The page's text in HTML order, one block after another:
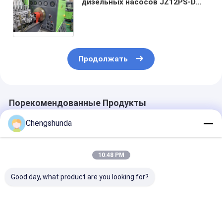
Продолжать
Порекомендованные Продукты
Chengshunda
10:48 PM
Good day, what product are you looking for?